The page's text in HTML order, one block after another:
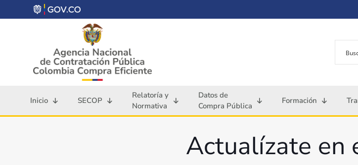
Inicio SECOP
Relatoría y
Normativa
Datos de
Compra Pública
Formación
Actualízate en